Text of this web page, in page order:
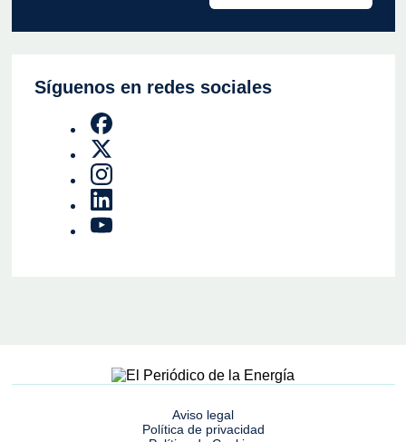
Síguenos en redes sociales
Aviso legal
Política de privacidad